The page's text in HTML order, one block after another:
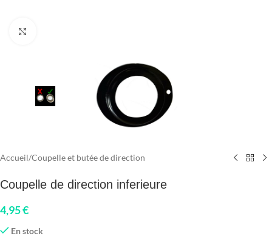
Accueil/Coupelle et butée de direction
Coupelle de direction inferieure
4,95€
En stock